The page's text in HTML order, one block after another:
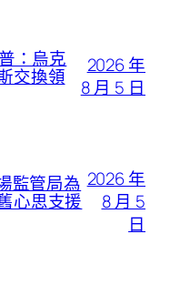
：烏克
交換領
2026 年
8 月 5 日
監管局為
心思支援
2026 年
8 月 5
日